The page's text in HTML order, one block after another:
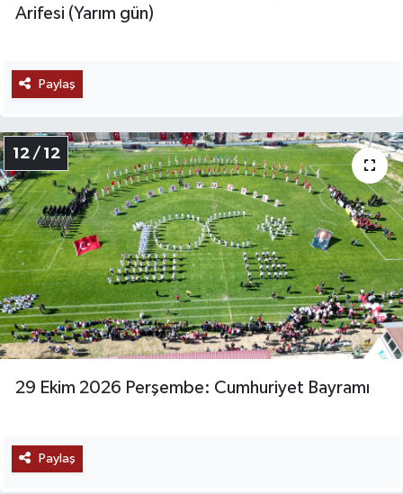
Arifesi (Yarım gün)
Paylaş
12 / 12
29 Ekim 2026 Perşembe: Cumhuriyet Bayramı
Paylaş